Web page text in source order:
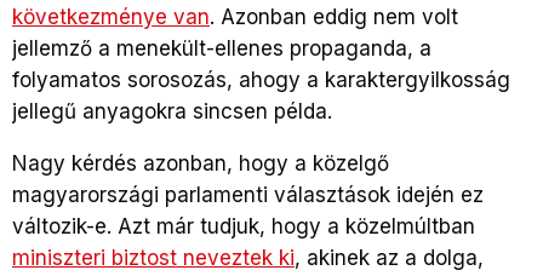
következménye van. Azonban eddig nem volt
jellemző a menekült-ellenes propaganda, a
folyamatos sorosozás, ahogy a karaktergyilkosság
jellegű anyagokra sincsen példa.
Nagy kérdés azonban, hogy a közelgő
magyarországi parlamenti választások idején ez
változik-e. Azt már tudjuk, hogy a közelmúltban
miniszteri biztost neveztek ki, akinek az a dolga,